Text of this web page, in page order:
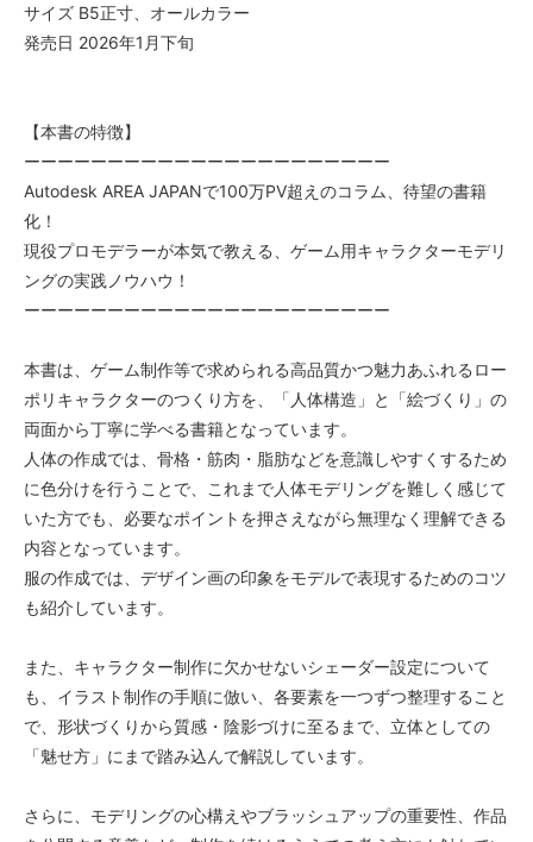
サイズ B5正寸、オールカラー
発売日 2026年1月下旬
【本書の特徴】
ーーーーーーーーーーーーーーーーーーーーーー
Autodesk AREA JAPANで100万PV超えのコラム、待望の書籍
化！
現役プロモデラーが本気で教える、ゲーム用キャラクターモデリ
ングの実践ノウハウ！
ーーーーーーーーーーーーーーーーーーーーーー
本書は、ゲーム制作等で求められる高品質かつ魅力あふれるロー
ポリキャラクターのつくり方を、「人体構造」と「絵づくり」の
両面から丁寧に学べる書籍となっています。
人体の作成では、骨格・筋肉・脂肪などを意識しやすくするため
に色分けを行うことで、これまで人体モデリングを難しく感じて
いた方でも、必要なポイントを押さえながら無理なく理解できる
内容となっています。
服の作成では、デザイン画の印象をモデルで表現するためのコツ
も紹介しています。
また、キャラクター制作に欠かせないシェーダー設定について
も、イラスト制作の手順に倣い、各要素を一つずつ整理すること
で、形状づくりから質感・陰影づけに至るまで、立体としての
「魅せ方」にまで踏み込んで解説しています。
さらに、モデリングの心構えやブラッシュアップの重要性、作品